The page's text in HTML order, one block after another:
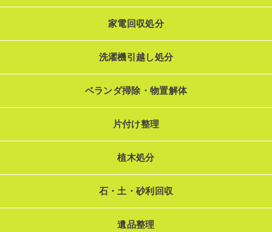
家電回収処分
洗濯機引越し処分
ベランダ掃除・物置解体
片付け整理
植木処分
石・土・砂利回収
遺品整理